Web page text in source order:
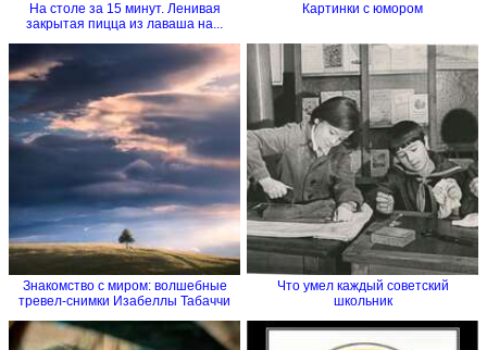
На столе за 15 минут. Ленивая
закрытая пицца из лаваша на...
Картинки с юмором
Знакомство с миром: волшебные
тревел-снимки Изабеллы Табаччи
Что умел каждый советский
школьник